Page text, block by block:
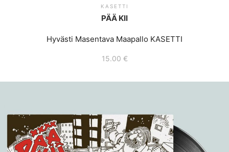
KASETTI
PÄÄ KII
Hyvästi Masentava Maapallo KASETTI
15.00 €